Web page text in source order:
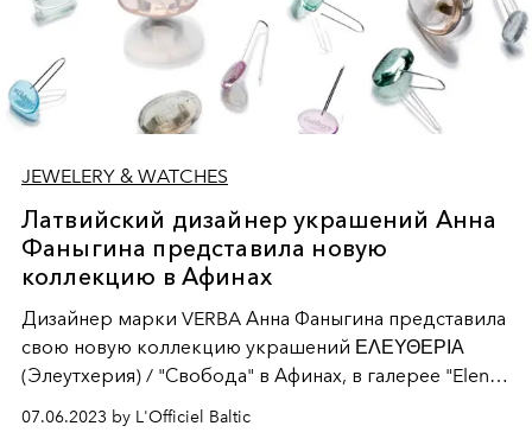
JEWELERY & WATCHES
Латвийский дизайнер украшений Анна
Фаныгина представила новую
коллекцию в Афинах
Дизайнер марки VERBA Анна Фаныгина представила
свою новую коллекцию украшений ΕΛΕΥΘΕΡΙΑ
(Элеутхерия) / "Свобода" в Афинах, в галерее "Eleni
сотрудничает с 2018-го года. Среди гостей были
07.06.2023 by L'Officiel Baltic